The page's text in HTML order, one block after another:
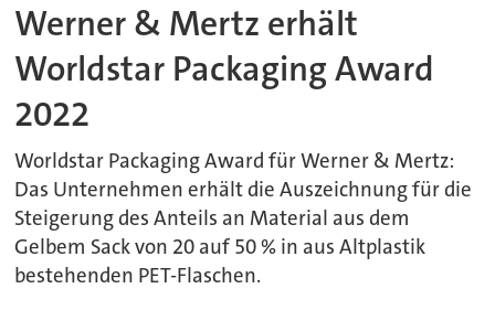
Werner & Mertz erhält
Worldstar Packaging Award
2022
Worldstar Packaging Award für Werner & Mertz:
Das Unternehmen erhält die Auszeichnung für die
Steigerung des Anteils an Material aus dem
Gelbem Sack von 20 auf 50 % in aus Altplastik
bestehenden PET-Flaschen.